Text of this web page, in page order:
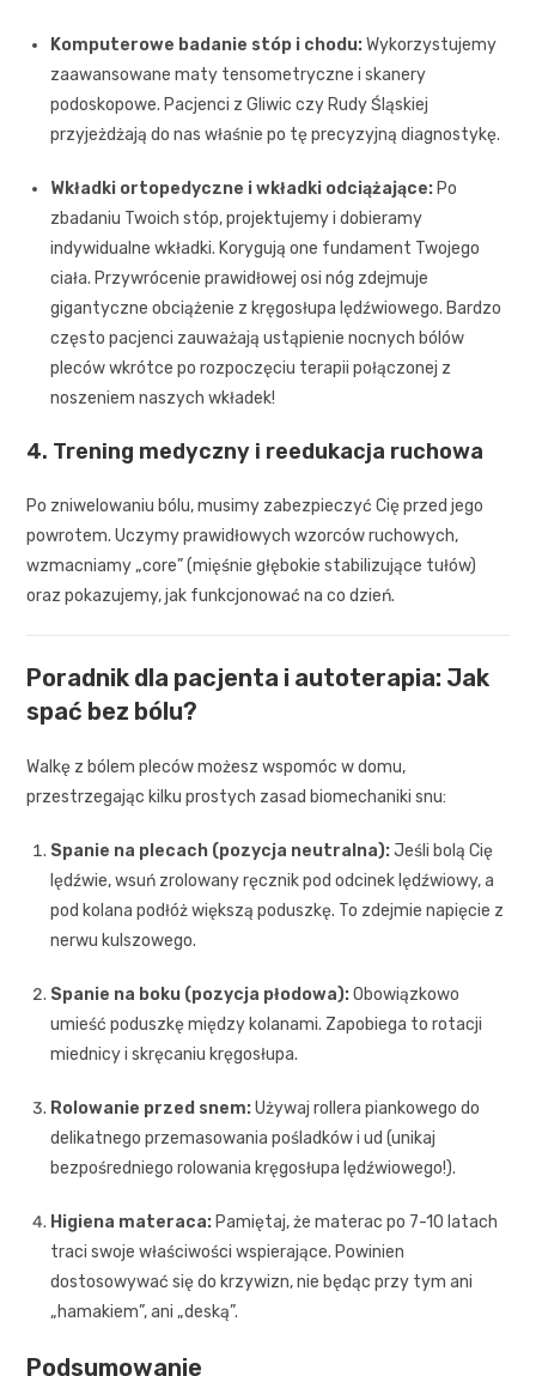
Komputerowe badanie stóp i chodu:Wykorzystujemy
zaawansowane maty tensometryczne i skanery
podoskopowe. Pacjenci z Gliwic czy Rudy Śląskiej
przyjeżdżają do nas właśnie po tę precyzyjną diagnostykę.
Wkładki ortopedyczne i wkładki odciążające: Po
zbadaniu Twoich stóp, projektujemy i dobieramy
indywidualne wkładki. Korygują one fundament Twojego
ciała. Przywrócenie prawidłowej osi nóg zdejmuje
gigantyczne obciążenie z kręgosłupa lędźwiowego. Bardzo
często pacjenci zauważają ustąpienie nocnych bólów
pleców wkrótce po rozpoczęciu terapii połączonej z
noszeniem naszych wkładek!
4. Trening medyczny i reedukacja ruchowa
Po zniwelowaniu bólu, musimy zabezpieczyć Cię przed jego
powrotem. Uczymy prawidłowych wzorców ruchowych,
wzmacniamy „core” (mięśnie głębokie stabilizujące tułów)
oraz pokazujemy, jak funkcjonować na co dzień.
Poradnik dla pacjenta i autoterapia: Jak
spać bez bólu?
Walkę z bólem pleców możesz wspomóc w domu,
przestrzegając kilku prostych zasad biomechaniki snu:
Spanie na plecach (pozycja neutralna):Jeśli bolą Cię
lędźwie, wsuń zrolowany ręcznik pod odcinek lędźwiowy, a
pod kolana podłóż większą poduszkę. To zdejmie napięcie z
nerwu kulszowego.
Spanie na boku (pozycja płodowa):Obowiązkowo
umieść poduszkę między kolanami. Zapobiega to rotacji
miednicy i skręcaniu kręgosłupa.
Rolowanie przed snem:Używaj rollera piankowego do
delikatnego przemasowania pośladków i ud (unikaj
bezpośredniego rolowania kręgosłupa lędźwiowego!).
Higiena materaca: Pamiętaj, że materac po 7-10 latach
traci swoje właściwości wspierające. Powinien
dostosowywać się do krzywizn, nie będąc przy tym ani
„hamakiem”, ani „deską”.
Podsumowanie